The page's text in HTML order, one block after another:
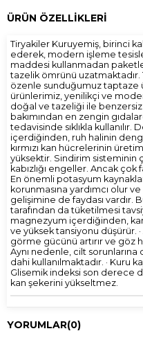
ÜRÜN ÖZELLIKLERI
Tiryakiler Kuruyemiş, birinci
ederek, modern işleme
maddesi kullanmadan
tazelik ömrünü uzatmaktadır.
özenle sunduğumuz taptaze
ürünlerimiz, yenilikçi ve
doğal ve tazeliği ile benzersiz
bakımından en zengin
tedavisinde sıklıkla kullanılır.
içerdiğinden, ruh halinin
kırmızı kan hücrelerinin
yüksektir. Sindirim sisteminin
kabızlığı engeller. Ancak
En önemli potasyum
korunmasına yardımcı olur
gelişimine de faydası vardır.
tarafından da tüketilmesi
magnezyum içerdiğinden,
ve yüksek tansiyonu düşürür.
görme gücünü artırır ve göz
Aynı nedenle, cilt sorunlarına
dahi kullanılmaktadır. · Kuru
Glisemik indeksi son derece
kan şekerini yükseltmez.
YORUMLAR(0)